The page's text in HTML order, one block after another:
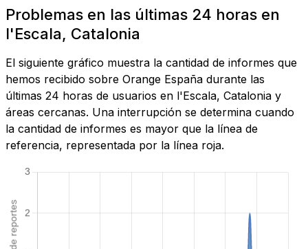
Problemas en las últimas 24 horas en
l'Escala, Catalonia
El siguiente gráfico muestra la cantidad de informes que
hemos recibido sobre Orange España durante las
últimas 24 horas de usuarios en l'Escala, Catalonia y
áreas cercanas. Una interrupción se determina cuando
la cantidad de informes es mayor que la línea de
referencia, representada por la línea roja.